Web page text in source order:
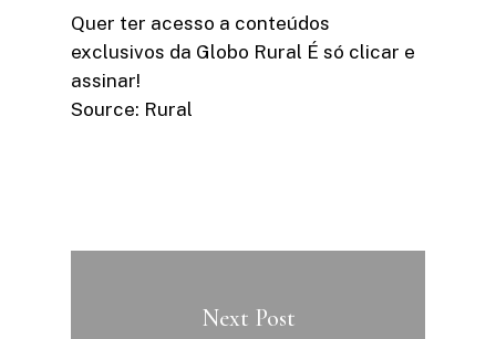
Quer ter acesso a conteúdos
exclusivos da Globo Rural É só clicar e
assinar!​
Source: Rural
Next Post